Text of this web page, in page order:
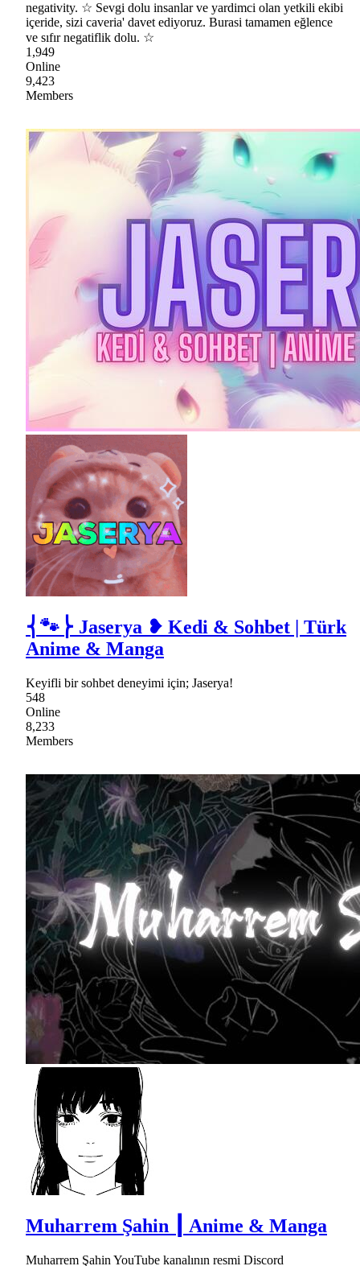
negativity. ☆ Sevgi dolu insanlar ve yardimci olan yetkili ekibi
içeride, sizi caveria' davet ediyoruz. Burasi tamamen eğlence
ve sıfır negatiflik dolu. ☆
1,949
Online
9,423
Members
⎨🐾⎬ Jaserya ❥ Kedi & Sohbet | Türk
Anime & Manga
Keyifli bir sohbet deneyimi için; Jaserya!
548
Online
8,233
Members
Muharrem Şahin ┃ Anime & Manga
Muharrem Şahin YouTube kanalının resmi Discord